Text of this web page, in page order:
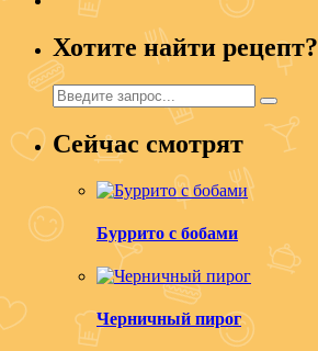
Хотите найти рецепт?
Сейчас смотрят
Буррито с бобами
Черничный пирог